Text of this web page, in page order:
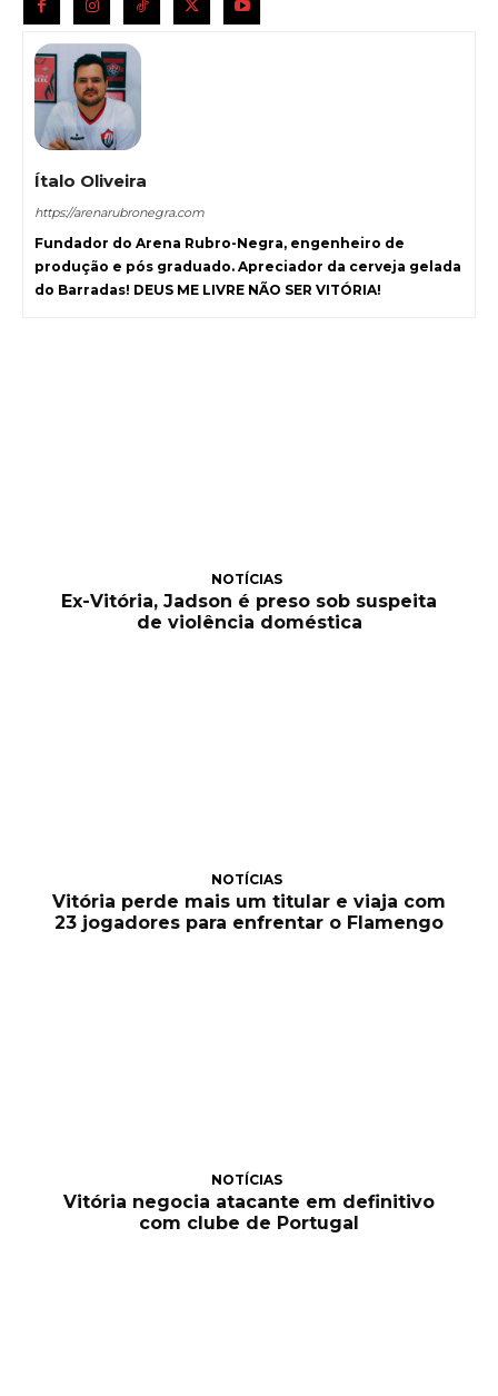
Ítalo Oliveira
https://arenarubronegra.com
Fundador do Arena Rubro-Negra, engenheiro de
produção e pós graduado. Apreciador da cerveja gelada
do Barradas! DEUS ME LIVRE NÃO SER VITÓRIA!
NOTÍCIAS
Ex-Vitória, Jadson é preso sob suspeita
de violência doméstica
NOTÍCIAS
Vitória perde mais um titular e viaja com
23 jogadores para enfrentar o Flamengo
NOTÍCIAS
Vitória negocia atacante em definitivo
com clube de Portugal